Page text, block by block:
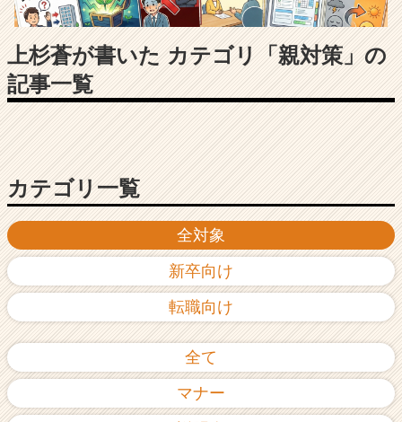
業
か
ら
ス
ウ
活
イ
チ
リ
（C
上杉蒼が書いた カテゴリ「親対策」の
記事一覧
全対象
新卒向け
転職向け
全て
マナー
カテゴリ一覧